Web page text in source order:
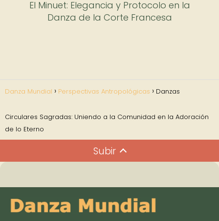
El Minuet: Elegancia y Protocolo en la
Danza de la Corte Francesa
Danza Mundial Perspectivas Antropológicas Danzas
Circulares Sagradas: Uniendo a la Comunidad en la Adoración
de lo Eterno
Subir